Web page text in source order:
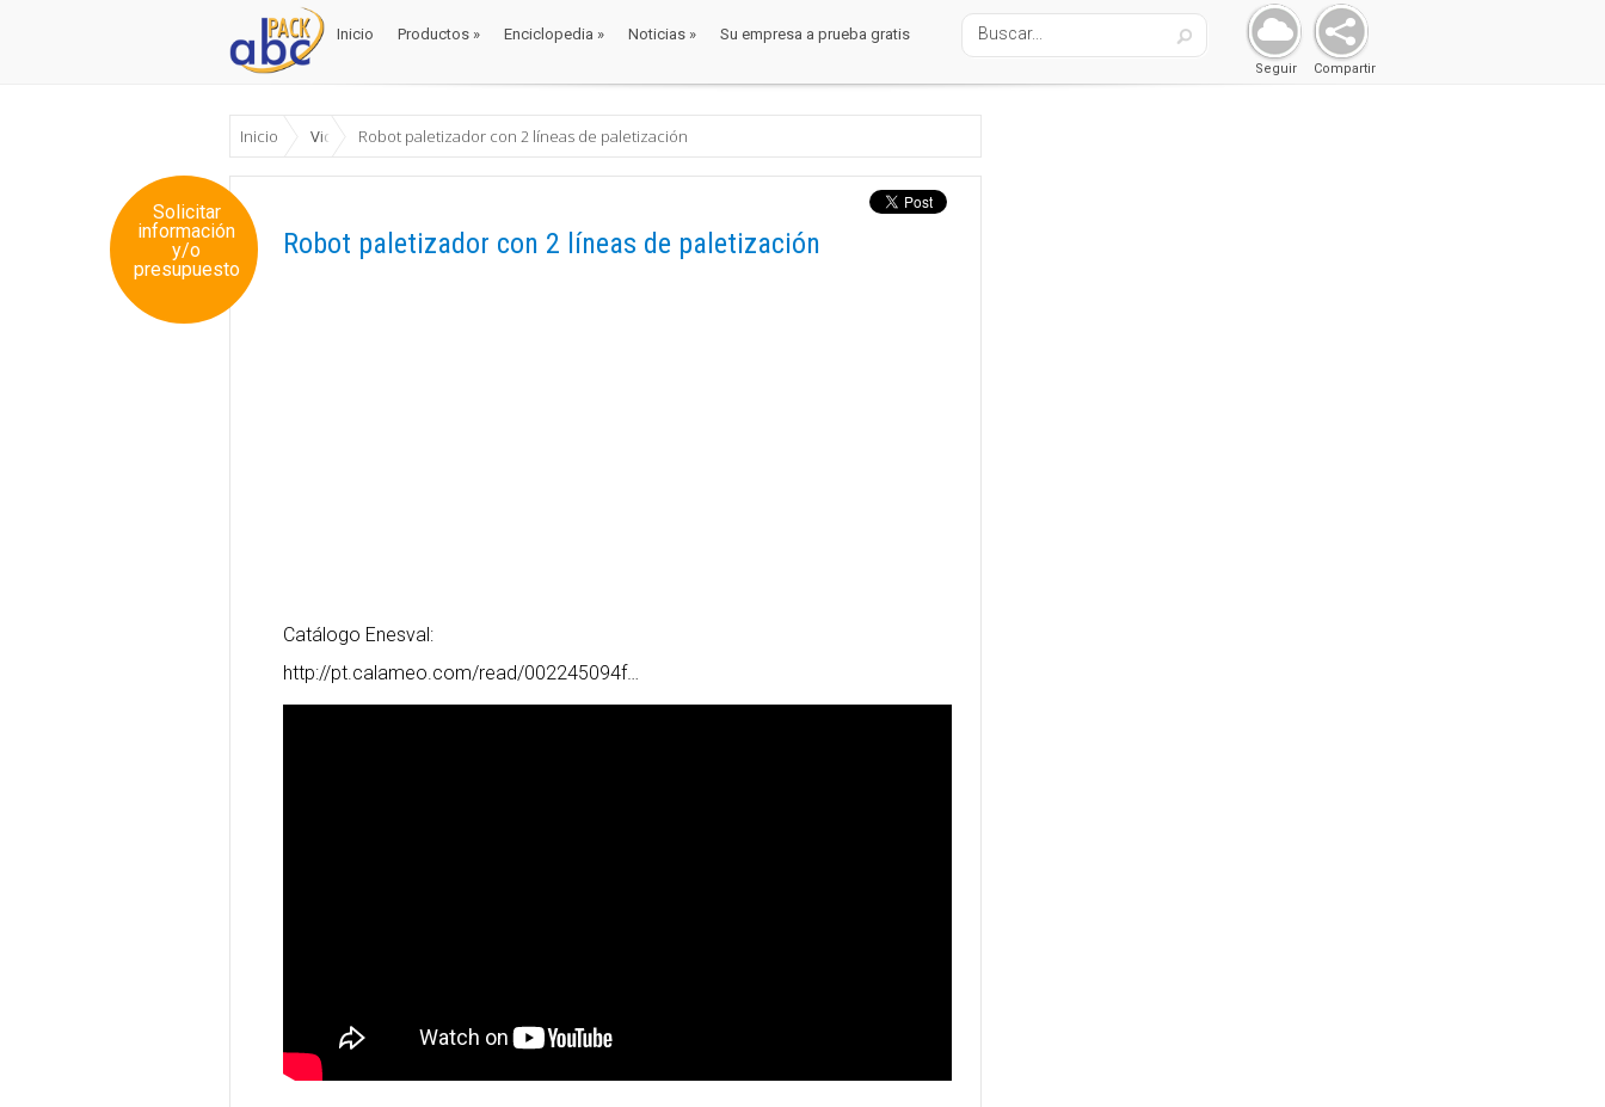
Inicio Productos » Enciclopedia » Noticias » Su empresa a prueba gratis
Compartir
Seguir
Inicio VideosRobot paletizador con 2 líneas de paletización
Solicitar
información
y/o
presupuesto
Robot paletizador con 2 líneas de paletización
Catálogo Enesval:
http://pt.calameo.com/read/002245094f…